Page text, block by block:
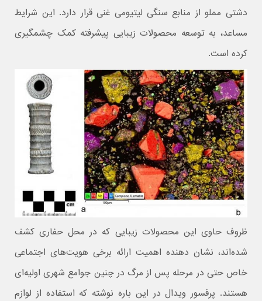
دشتی مملو از منابع سنگی لیتیومی غنی قرار دارد. این شرایط
مساعد، به توسعه محصولات زیبایی پیشرفته کمک چشمگیری
کرده است.
ظروف حاوی این محصولات زیبایی که در محل حفاری کشف
شده‌اند، نشان دهنده اهمیت ارائه برخی هویت‌های اجتماعی
خاص حتی در مرحله پس از مرگ در چنین جوامع شهری اولیه‌ای
هستند. پرفسور ویدال در این باره نوشته که استفاده از لوازم